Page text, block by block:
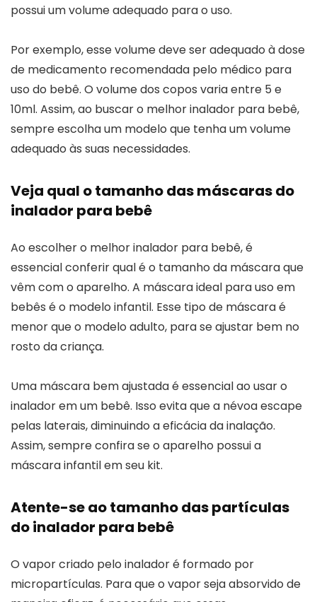
possui um volume adequado para o uso.
Por exemplo, esse volume deve ser adequado à dose
de medicamento recomendada pelo médico para
uso do bebê. O volume dos copos varia entre 5 e
10ml. Assim, ao buscar o melhor inalador para bebê,
sempre escolha um modelo que tenha um volume
adequado às suas necessidades.
Veja qual o tamanho das máscaras do
inalador para bebê
Ao escolher o melhor inalador para bebê, é
essencial conferir qual é o tamanho da máscara que
vêm com o aparelho. A máscara ideal para uso em
bebês é o modelo infantil. Esse tipo de máscara é
menor que o modelo adulto, para se ajustar bem no
rosto da criança.
Uma máscara bem ajustada é essencial ao usar o
inalador em um bebê. Isso evita que a névoa escape
pelas laterais, diminuindo a eficácia da inalação.
Assim, sempre confira se o aparelho possui a
máscara infantil em seu kit.
Atente-se ao tamanho das partículas
do inalador para bebê
O vapor criado pelo inalador é formado por
micropartículas. Para que o vapor seja absorvido de